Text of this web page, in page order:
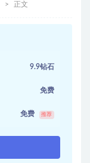
正文
9.9钻石
免费
免费 推荐